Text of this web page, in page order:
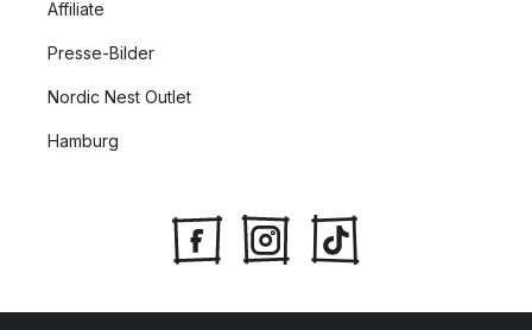
Affiliate
Presse-Bilder
Nordic Nest Outlet
Hamburg